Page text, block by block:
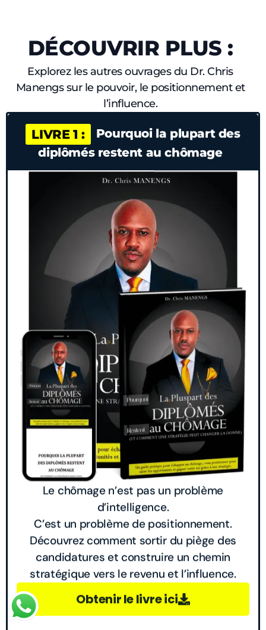
DÉCOUVRIR PLUS :
Explorez les autres ouvrages du Dr. Chris
Manengs sur le pouvoir, le positionnement et
l’influence.
LIVRE 1 :
Pourquoi la plupart des
diplômés restent au chômage
Le chômage n’est pas un problème
d’intelligence.
C’est un problème de positionnement.
Découvrez comment sortir du piège des
candidatures et construire un chemin
stratégique vers le revenu et l’influence.
Obtenir le livre ici